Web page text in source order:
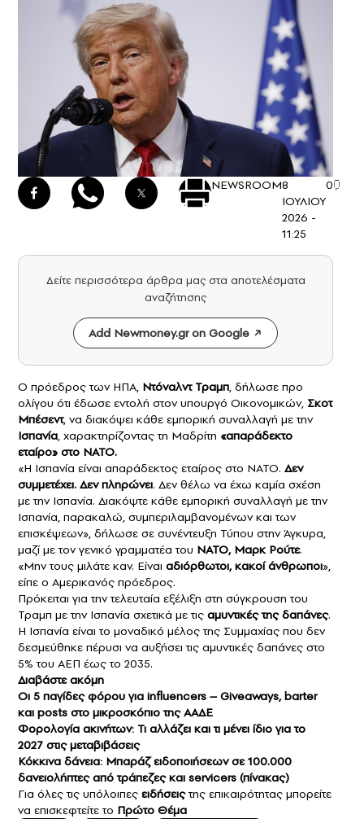
NEWSROOM8
ΙΟΥΛΙΟΥ
2026 -
11:25
0
Δείτε περισσότερα άρθρα μας στα αποτελέσματα
αναζήτησης
Add Newmoney.gr on Google
Ο πρόεδρος των ΗΠΑ, Ντόναλντ Τραμπ, δήλωσε προ
ολίγου ότι έδωσε εντολή στον υπουργό Οικονομικών, Σκοτ
Μπέσεντ, να διακόψει κάθε εμπορική συναλλαγή με την
Ισπανία, χαρακτηρίζοντας τη Μαδρίτη «απαράδεκτο
εταίρο» στο ΝΑΤΟ.
«Η Ισπανία είναι απαράδεκτος εταίρος στο ΝΑΤΟ. Δεν
συμμετέχει. Δεν πληρώνει. Δεν θέλω να έχω καμία σχέση
με την Ισπανία. Διακόψτε κάθε εμπορική συναλλαγή με την
Ισπανία, παρακαλώ, συμπεριλαμβανομένων και των
επισκέψεων», δήλωσε σε συνέντευξη Τύπου στην Άγκυρα,
μαζί με τον γενικό γραμματέα του ΝΑΤΟ, Μαρκ Ρούτε.
«Μην τους μιλάτε καν. Είναι αδιόρθωτοι, κακοί άνθρωποι»,
είπε ο Αμερικανός πρόεδρος.
Πρόκειται για την τελευταία εξέλιξη στη σύγκρουση του
Τραμπ με την Ισπανία σχετικά με τις αμυντικές της δαπάνες.
Η Ισπανία είναι το μοναδικό μέλος της Συμμαχίας που δεν
δεσμεύθηκε πέρυσι να αυξήσει τις αμυντικές δαπάνες στο
5% του ΑΕΠ έως το 2035.
Διαβάστε ακόμη
Οι 5 παγίδες φόρου για influencers – Giveaways, barter
και posts στο μικροσκόπιο της ΑΑΔΕ
Φορολογία ακινήτων: Τι αλλάζει και τι μένει ίδιο για το
2027 στις μεταβιβάσεις
Κόκκινα δάνεια: Μπαράζ ειδοποιήσεων σε 100.000
δανειολήπτες από τράπεζες και servicers (πίνακας)
Για όλες τις υπόλοιπες ειδήσειςτης επικαιρότητας μπορείτε
να επισκεφτείτε το Πρώτο Θέμα